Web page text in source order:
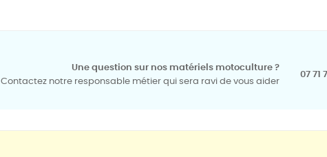
Une question sur nos matériels motoculture ?
Contactez notre responsable métier qui sera ravi de vous aider
07 71